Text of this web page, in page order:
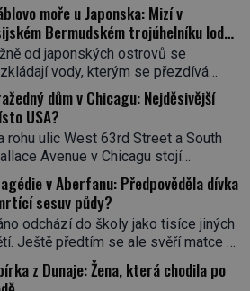
moře u Japonska: Mizí v
Bermudském trojúhelníku lodě
spárech neznámé síly?
od japonských ostrovů se
vody, kterým se přezdívá
moře. Vypráví se o lodích
beze stopy, podivných
zrádných proudech i mořských
kteří měli tyto končiny střežit už
legendách. Je tichomořský
trojúhelník skutečně prokletým
nebo se zde jen nebezpečná
proměnila v jednu z
námořních záhad? […]
dům v Chicagu: Nejděsivější
USA?
rohu ulic West 63rd Street a South
Avenue v Chicagu stojí
pošta. Nemá žádný speciální
ani pamětní desku. A přesto prý
zaměstnanci neradi chodí do
Právě tady totiž sídlil sériový
H. H. Holmes a také
past na lidi
americké kriminalistiky.
v Aberfanu: Předpověděla dívka
sesuv půdy?
odchází do školy jako tisíce jiných
Ještě předtím se ale svěří matce s
snem. Ve škole, kterou dobře
tentokrát nevidí budovu ani
z Dunaje: Žena, která chodila po